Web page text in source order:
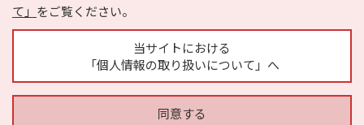
て」 をご覧ください。
当サイトにおける
「個人情報の取り扱いについて」へ
同意する
Copyright © HYOJITO.Co.,Ltd. All Rights Reserved.